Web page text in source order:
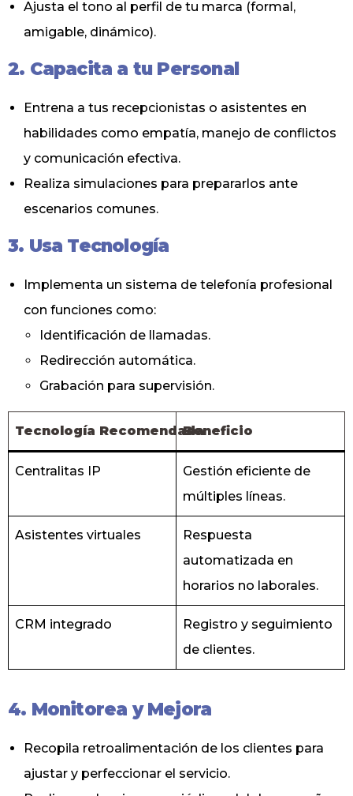
Ajusta el tono al perfil de tu marca (formal,
amigable, dinámico).
2. Capacita a tu Personal
Entrena a tus recepcionistas o asistentes en
habilidades como empatía, manejo de conflictos
y comunicación efectiva.
Realiza simulaciones para prepararlos ante
escenarios comunes.
3. Usa Tecnología
Implementa un sistema de telefonía profesional
con funciones como:
Identificación de llamadas.
Redirección automática.
Grabación para supervisión.
Tecnología RecomendadaBeneficio
Centralitas IP
Gestión eficiente de
múltiples líneas.
Asistentes virtuales
Respuesta
automatizada en
horarios no laborales.
CRM integrado
Registro y seguimiento
de clientes.
4. Monitorea y Mejora
Recopila retroalimentación de los clientes para
ajustar y perfeccionar el servicio.